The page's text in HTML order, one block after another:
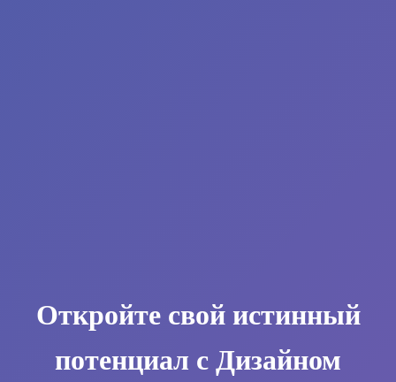
Откройте свой истинный
потенциал с Дизайном